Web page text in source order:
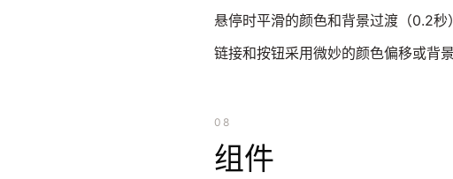
悬停时平滑的颜色和背景过渡（0.2秒
链接和按钮采用微妙的颜色偏移或背
08
组件